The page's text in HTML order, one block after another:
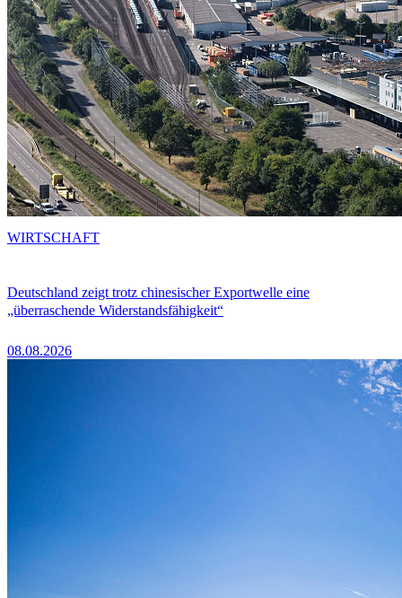
Deutschland zeigt trotz chinesischer Exportwelle eine
„überraschende Widerstandsfähigkeit“
08.08.2026
WIRTSCHAFT